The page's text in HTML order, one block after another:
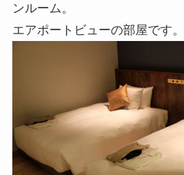
ンルーム。
エアポートビューの部屋です。